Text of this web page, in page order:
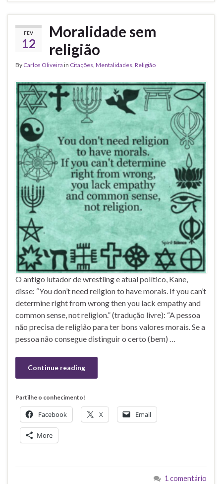
FEV
12
Moralidade sem
religião
By Carlos Oliveira in Citações Mentalidades Religião
O antigo lutador de wrestling e atual político, Kane,
disse: “You don’t need religion to have morals. If you can’t
determine right from wrong then you lack empathy and
common sense, not religion.” (tradução livre): “A pessoa
não precisa de religião para ter bons valores morais. Se a
pessoa não consegue distinguir o certo (bem) …
Continue reading
Partilhe o conhecimento!
Facebook X Email
More
1 comentário